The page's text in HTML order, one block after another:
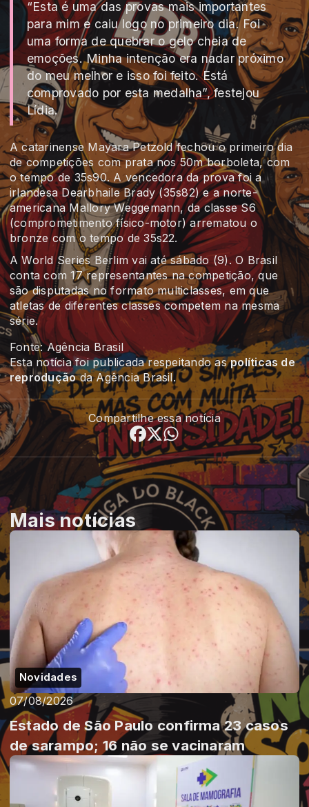
“Esta é uma das provas mais importantes
para mim e caiu logo no primeiro dia. Foi
uma forma de quebrar o gelo cheia de
emoções. Minha intenção era nadar próximo
do meu melhor e isso foi feito. Está
comprovado por esta medalha”, festejou
Lídia.
A catarinense Mayara Petzold fechou o primeiro dia
de competições com prata nos 50m borboleta, com
o tempo de 35s90. A vencedora da prova foi a
irlandesa Dearbhaile Brady (35s82) e a norte-
americana Mallory Weggemann, da classe S6
(comprometimento físico-motor) arrematou o
bronze com o tempo de 35s22.
A World Series Berlim vai até sábado (9). O Brasil
conta com 17 representantes na competição, que
são disputadas no formato multiclasses, em que
atletas de diferentes classes competem na mesma
série.
Fonte: Agência Brasil
Esta notícia foi publicada respeitando aspolíticas de
reproduçãoda Agência Brasil.
Compartilhe essa notícia
Mais notícias
Novidades
07/08/2026
Estado de São Paulo confirma 23 casos
de sarampo; 16 não se vacinaram